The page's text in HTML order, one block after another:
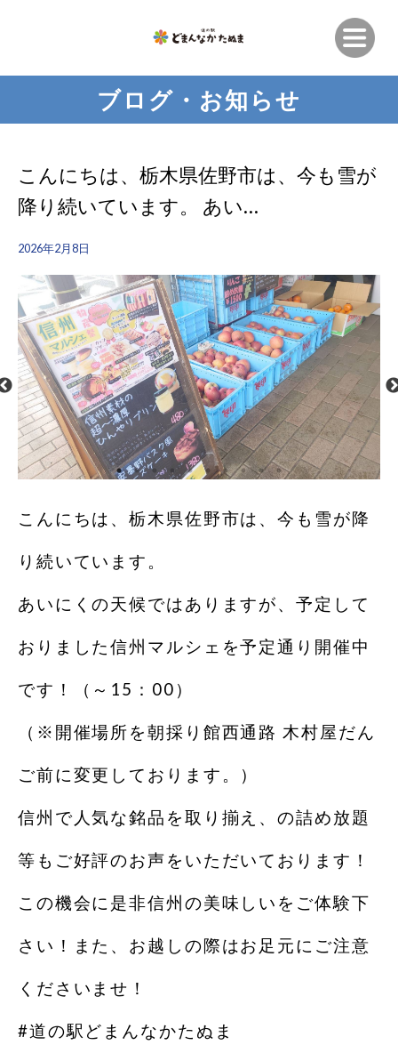
ブログ・お知らせ
こんにちは、栃木県佐野市は、今も雪が
降り続いています。 あい…
2026年2月8日
こんにちは、栃木県佐野市は、今も雪が降
り続いています。
あいにくの天候ではありますが、予定して
おりました信州マルシェを予定通り開催中
です！（～15：00）
（※開催場所を朝採り館西通路 木村屋だん
ご前に変更しております。）
信州で人気な銘品を取り揃え、の詰め放題
等もご好評のお声をいただいております！
この機会に是非信州の美味しいをご体験下
さい！また、お越しの際はお足元にご注意
くださいませ！
#道の駅どまんなかたぬま